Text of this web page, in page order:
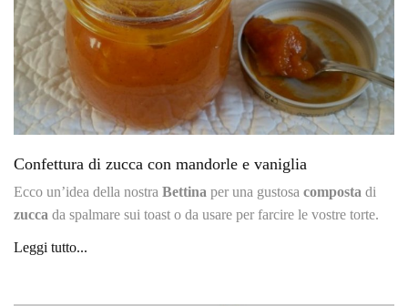
Confettura di zucca con mandorle e vaniglia
Ecco un’idea della nostra Bettina per una gustosa composta di
zucca da spalmare sui toast o da usare per farcire le vostre torte.
Leggi tutto...